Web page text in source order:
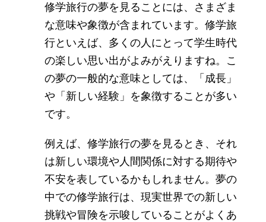
修学旅行の夢を見ることには、さまざま
な意味や象徴が含まれています。修学旅
行といえば、多くの人にとって学生時代
の楽しい思い出がよみがえりますね。こ
の夢の一般的な意味としては、「成長」
や「新しい経験」を象徴することが多い
です。
例えば、修学旅行の夢を見るとき、それ
は新しい環境や人間関係に対する期待や
不安を表しているかもしれません。夢の
中での修学旅行は、現実世界での新しい
挑戦や冒険を示唆していることがよくあ